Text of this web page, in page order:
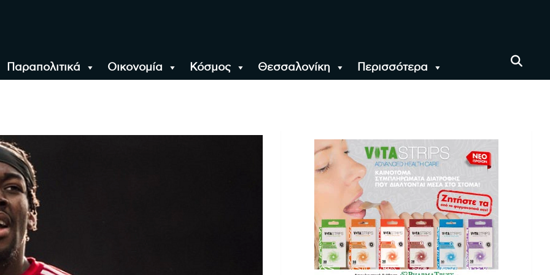
Παραπολιτικά Οικονομία Κόσμος Θεσσαλονίκη Περισσότερα